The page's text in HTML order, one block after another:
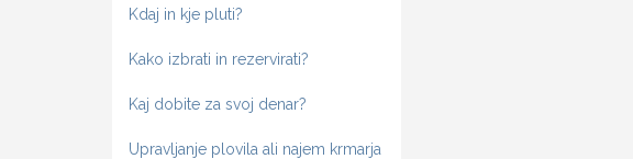
Kdaj in kje pluti?
Kako izbrati in rezervirati?
Kaj dobite za svoj denar?
Upravljanje plovila ali najem krmarja